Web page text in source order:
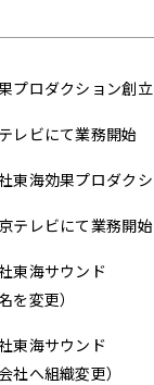
プロダクション創立
レビにて業務開始
東海効果プロダク
テレビにて業務開始
東海サウンド
を変更）
東海サウンド
社へ組織変更）